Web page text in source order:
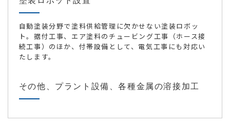
自動塗装分野で塗料供給管理に欠かせない塗装ロボッ
ト。据付工事、エア塗料のチュービング工事（ホース接
続工事）のほか、付帯設備として、電気工事にも対応い
たします。
その他、プラント設備、各種金属の溶接加工